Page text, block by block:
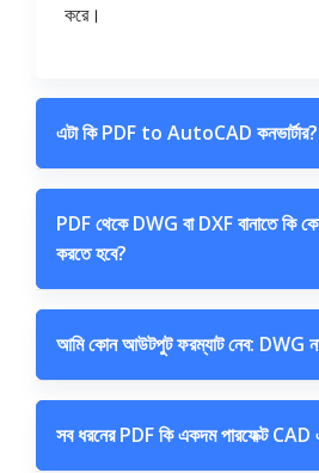
করে।
এটা কি PDF to AutoCAD কনভার্টার?
PDF থেকে DWG বা DXF বানাতে কি
করতে হবে?
আমি কোন আউটপুট ফরম্যাট নেব: DWG
সব ধরনের PDF কি একদম পারফেক্ট CAD